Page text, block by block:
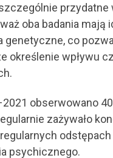
przydatne
oba badania mają
genetyczne, co
określenie wpływu
obserwowano
zażywało
psychicznego.